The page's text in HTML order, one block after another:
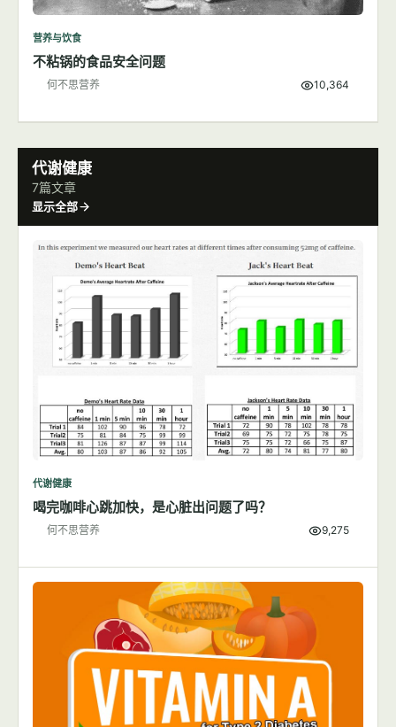
营养与饮食
不粘锅的食品安全问题
何不思营养 10,364
代谢健康
7篇文章
显示全部
代谢健康
喝完咖啡心跳加快，是心脏出问题了吗？
何不思营养 9,275